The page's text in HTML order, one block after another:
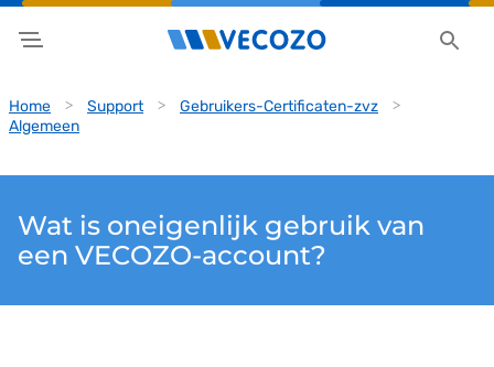
Home Support
Gebruikers-Certificaten-zvz
Algemeen
Wat is oneigenlijk gebruik van
een VECOZO-account?